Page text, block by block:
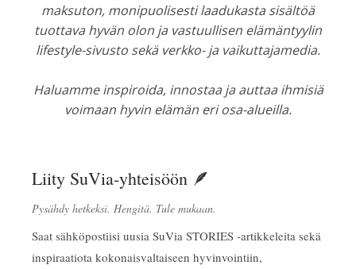
maksuton, monipuolisesti laadukasta sisältöä
tuottava hyvän olon ja vastuullisen elämäntyylin
lifestyle-sivusto sekä verkko- ja vaikuttajamedia.
Haluamme inspiroida, innostaa ja auttaa ihmisiä
voimaan hyvin elämän eri osa-alueilla.
Liity SuVia-yhteisöön 🪶
Pysähdy hetkeksi. Hengitä. Tule mukaan.
Saat sähköpostiisi uusia SuVia STORIES -artikkeleita sekä
inspiraatiota kokonaisvaltaiseen hyvinvointiin,